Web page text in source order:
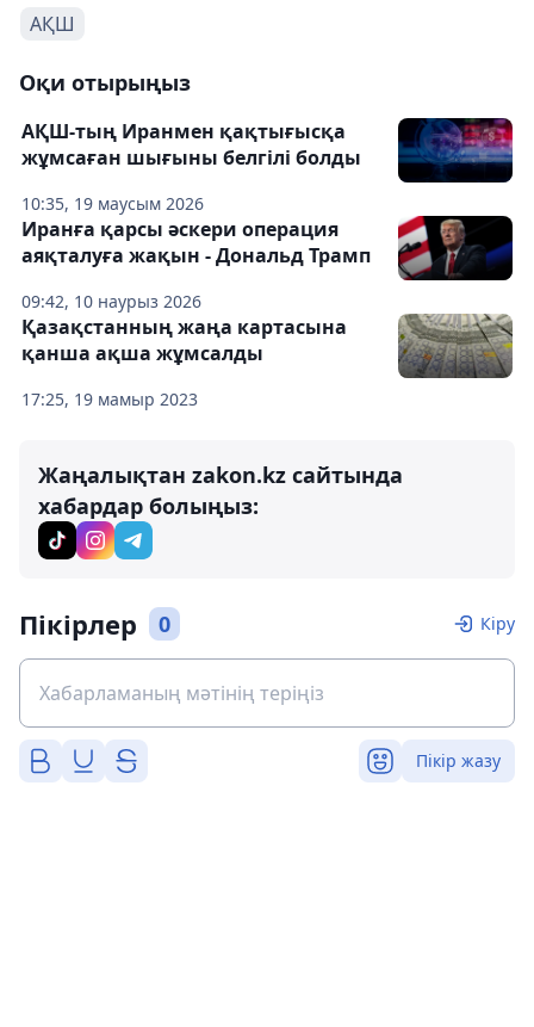
АҚШ
Оқи отырыңыз
10:35, 19 маусым 2026
АҚШ-тың Иранмен қақтығысқа
жұмсаған шығыны белгілі болды
09:42, 10 наурыз 2026
Иранға қарсы әскери операция
аяқталуға жақын - Дональд Трамп
17:25, 19 мамыр 2023
Қазақстанның жаңа картасына
қанша ақша жұмсалды
Жаңалықтан zakon.kz сайтында
хабардар болыңыз:
Пікірлер 0 Кіру
Пікір жазу